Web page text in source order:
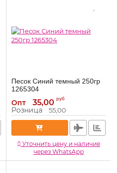
Песок Синий темный 250гр
1265304
Артикул: 1265304
Опт 35,00 руб
Розница 55,00
Уточнить цену и наличие
через WhatsApp